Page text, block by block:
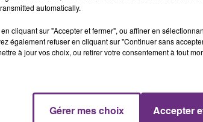
Runacher
Grégoire.
automatically.
cliquant sur "Accepter et fermer", ou affiner en
également refuser en cliquant sur "Continuer sans
à jour vos choix, ou retirer votre consentement à tout
Gérer mes choix Accepter